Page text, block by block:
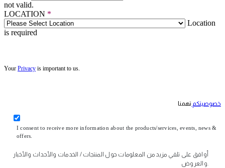
not valid.
LOCATION *
Location
is required
Your Privacy is important to us.
خصوصيتكم تهمنا
I consent to receive more information about the products/services, events, news &
offers.
أوافق على تلقي مزيد من المعلومات حول المنتجات / الخدمات والأحداث والأخبار
والعروض.